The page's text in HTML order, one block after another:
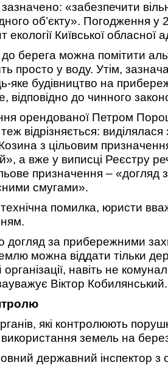
«забезпечити
об’єкту». Погодження у
Київської обласної
берега можна помітити
просто у воду. Утім,
яке будівництво на
відповідно до чинного
орендованої Петром
відрізняється:
з цільовим
а вже у виписці Реєстру
призначення – «догляд
смугами».
помилка, юристи
догляд за прибережними
можна віддати тільки
навіть не
Віктор Кобилянський.
які контролюють
земель на
державний інспектор з